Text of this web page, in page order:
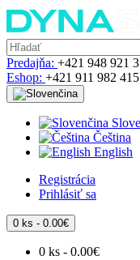
Predajňa: +421 948 921
Eshop: +421 911 982 415
Čeština
English
Registrácia
Prihlásiť sa
0 ks - 0.00€
0 ks - 0.00€